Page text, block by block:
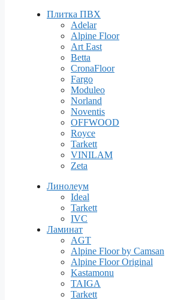
Плитка ПВХ
Adelar
Alpine Floor
Art East
Betta
CronaFloor
Fargo
Moduleo
Norland
Noventis
OFFWOOD
Royce
Tarkett
VINILAM
Zeta
Линолеум
Ideal
Tarkett
IVC
Ламинат
AGT
Alpine Floor by Camsan
Alpine Floor Original
Kastamonu
TAIGA
Tarkett